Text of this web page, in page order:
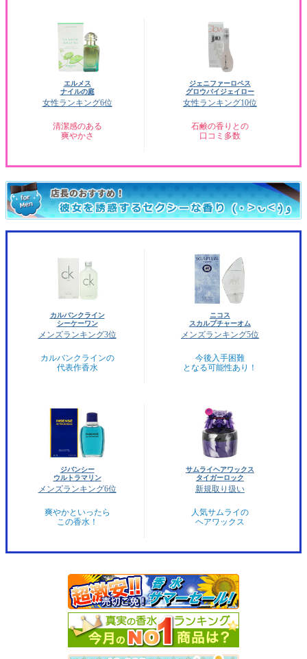
エルメス
ナイルの庭
女性ランキング6位
清潔感のある
爽やかさ
ジェニファーロペス
グロウバイジェイロー
女性ランキング10位
石鹸の香りとの
口コミ多数
カルバンクライン
シーケーワン
メンズランキング3位
カルバンクラインの
代表作香水
ニコス
スカルプチャーオム
メンズランキング5位
今後入手困難
となる可能性あり！
ジバンシー
ウルトラマリン
メンズランキング6位
爽やかといったら
この香水！
サムライヘアワックス
タイガーロック
新規取り扱い
人気サムライの
ヘアワックス